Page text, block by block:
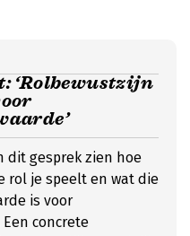
‘Rolbewustzijn
dit gesprek zien hoe
rol je speelt en wat die
is voor
concrete